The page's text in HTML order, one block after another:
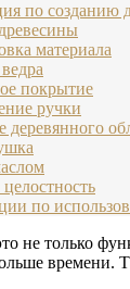
по созданию
материала
покрытие
ручки
по
не только